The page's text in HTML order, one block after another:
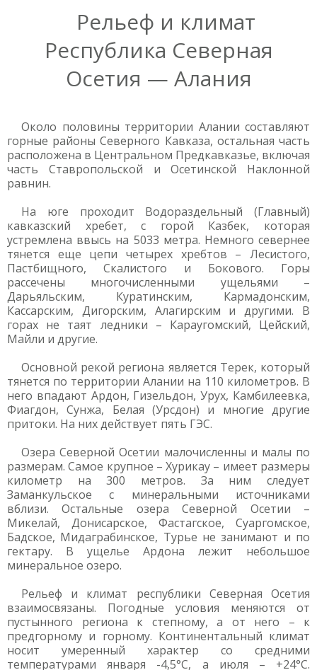
Рельеф и климат
Республика Северная
Осетия — Алания
Около половины территории Алании составляют
горные районы Северного Кавказа, остальная часть
расположена в Центральном Предкавказье, включая
часть Ставропольской и Осетинской Наклонной
равнин.
На юге проходит Водораздельный (Главный)
кавказский хребет, с горой Казбек, которая
устремлена ввысь на 5033 метра. Немного севернее
тянется еще цепи четырех хребтов – Лесистого,
Пастбищного, Скалистого и Бокового. Горы
рассечены многочисленными ущельями –
Дарьяльским, Куратинским, Кармадонским,
Кассарским, Дигорским, Алагирским и другими. В
горах не таят ледники – Караугомский, Цейский,
Майли и другие.
Основной рекой региона является Терек, который
тянется по территории Алании на 110 километров. В
него впадают Ардон, Гизельдон, Урух, Камбилеевка,
Фиагдон, Сунжа, Белая (Урсдон) и многие другие
притоки. На них действует пять ГЭС.
Озера Северной Осетии малочисленны и малы по
размерам. Самое крупное – Хурикау – имеет размеры
километр на 300 метров. За ним следует
Заманкульское с минеральными источниками
вблизи. Остальные озера Северной Осетии –
Микелай, Донисарское, Фастагское, Суаргомское,
Бадское, Мидаграбинское, Турье не занимают и по
гектару. В ущелье Ардона лежит небольшое
минеральное озеро.
Рельеф и климат республики Северная Осетия
взаимосвязаны. Погодные условия меняются от
пустынного региона к степному, а от него – к
предгорному и горному. Континентальный климат
носит умеренный характер со средними
температурами января -4,5°С, а июля – +24°С.